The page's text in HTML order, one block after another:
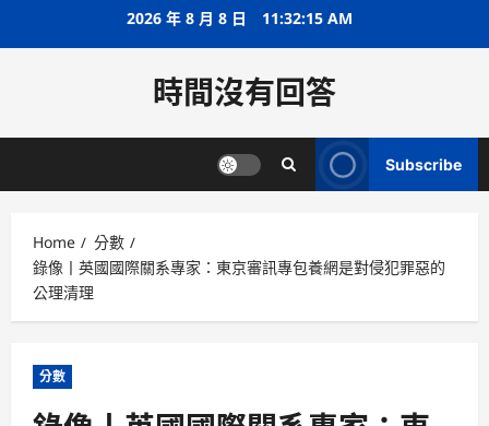
2026 年 8 月 8 日 11:32:16 AM
時間沒有回答
Subscribe
Home
分數
錄像丨英國國際關系專家：東京審訊專包養網是對侵犯罪惡的
公理清理
分數